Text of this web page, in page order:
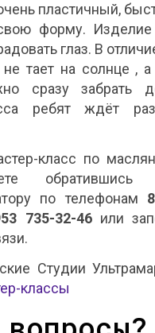
пластичный,
форму. Изделие
глаз. В
не тает на солнце ,
сразу забрать
ребят ждёт
класс по
по телефонам
735-32-46или
Студии
классы